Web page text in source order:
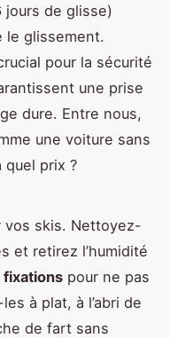
jours de glisse)
le glissement.
pour la sécurité
une prise
dure. Entre nous,
une voiture sans
quel prix ?
vos skis. Nettoyez-
et retirez l’humidité
pour ne pas
à plat, à l’abri de
de fart sans